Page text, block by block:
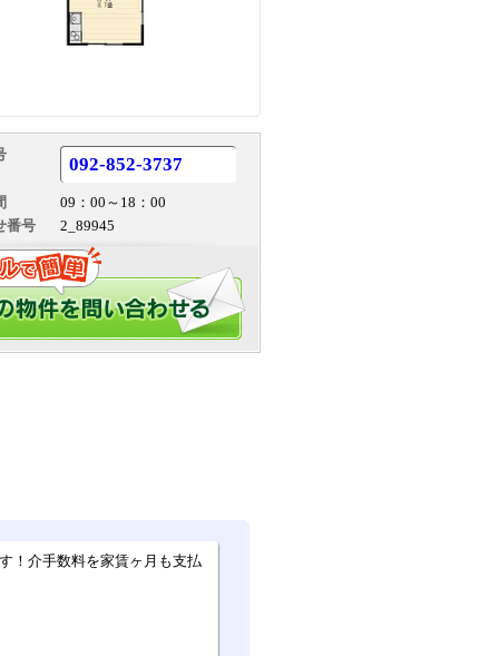
092-852-3737
09：00～18：00
番号
2_89945
！介手数料を家賃ヶ月も支払